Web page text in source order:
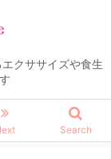
クササイズや食生
Search